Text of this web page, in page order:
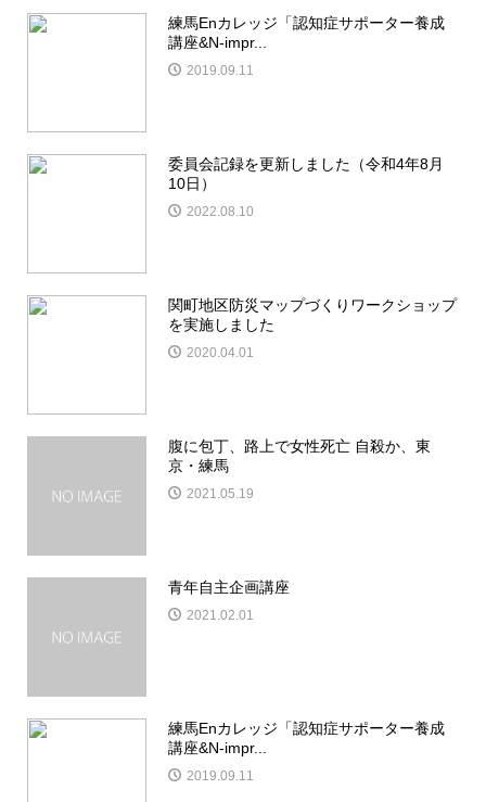
練馬Enカレッジ「認知症サポーター養成
講座&N-impr...
2019.09.11
委員会記録を更新しました（令和4年8月
10日）
2022.08.10
関町地区防災マップづくりワークショップ
を実施しました
2020.04.01
腹に包丁、路上で女性死亡 自殺か、東
京・練馬
2021.05.19
青年自主企画講座
2021.02.01
練馬Enカレッジ「認知症サポーター養成
講座&N-impr...
2019.09.11